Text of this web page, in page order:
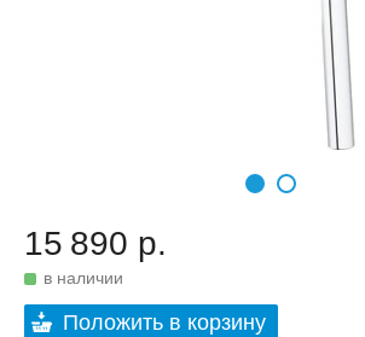
15 890 р.
в наличии
Положить в корзину